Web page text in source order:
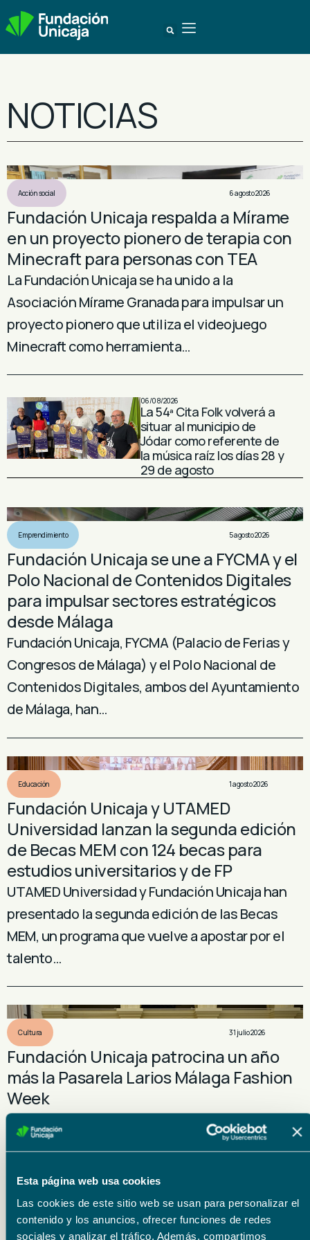
Esta página web usa cookies
Las cookies de este sitio web se usan para personalizar el
contenido y los anuncios, ofrecer funciones de redes
sociales y analizar el tráfico. Además, compartimos
NOTICIAS
Acción social 6 agosto 2026
Fundación Unicaja respalda a Mírame
en un proyecto pionero de terapia con
Minecraft para personas con TEA
La Fundación Unicaja se ha unido a la
Asociación Mírame Granada para impulsar un
proyecto pionero que utiliza el videojuego
Minecraft como herramienta…
06/08/2026
La 54ª Cita Folk volverá a
situar al municipio de
Jódar como referente de
la música raíz los días 28 y
29 de agosto
Emprendimiento 5 agosto 2026
Fundación Unicaja se une a FYCMA y el
Polo Nacional de Contenidos Digitales
para impulsar sectores estratégicos
desde Málaga
Fundación Unicaja, FYCMA (Palacio de Ferias y
Congresos de Málaga) y el Polo Nacional de
Contenidos Digitales, ambos del Ayuntamiento
de Málaga, han…
Educación 1 agosto 2026
Fundación Unicaja y UTAMED
Universidad lanzan la segunda edición
de Becas MEM con 124 becas para
estudios universitarios y de FP
UTAMED Universidad y Fundación Unicaja han
presentado la segunda edición de las Becas
MEM, un programa que vuelve a apostar por el
talento…
Cultura 31 julio 2026
Fundación Unicaja patrocina un año
más la Pasarela Larios Málaga Fashion
Week
Fundación Unicaja participará un año más como
Main Sponsor de Pasarela Larios Málaga
la promoción del talento…